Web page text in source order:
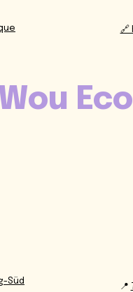
🔗
Wou
Süd
📍